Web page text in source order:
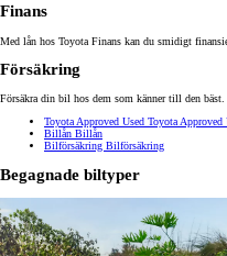
Finans
Med lån hos Toyota Finans kan du smidigt
Försäkring
Försäkra din bil hos dem som känner till den bäst.
Toyota Approved Used Toyota Approved
Billån Billån
Bilförsäkring Bilförsäkring
Begagnade biltyper